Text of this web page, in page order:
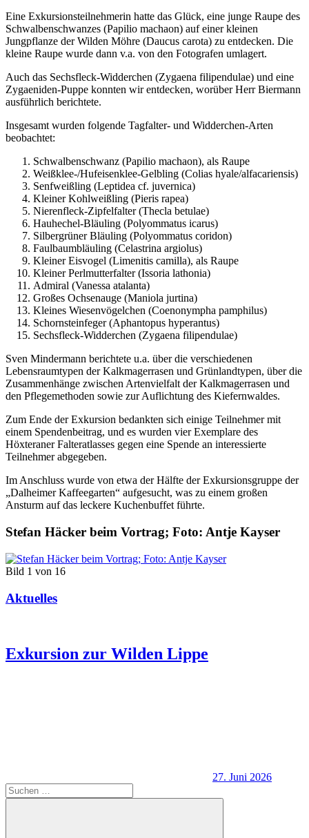
Eine Exkursionsteilnehmerin hatte das Glück, eine junge Raupe des
Schwalbenschwanzes (Papilio machaon) auf einer kleinen
Jungpflanze der Wilden Möhre (Daucus carota) zu entdecken. Die
kleine Raupe wurde dann v.a. von den Fotografen umlagert.
Auch das Sechsfleck-Widderchen (Zygaena filipendulae) und eine
Zygaeniden-Puppe konnten wir entdecken, worüber Herr Biermann
ausführlich berichtete.
Insgesamt wurden folgende Tagfalter- und Widderchen-Arten
beobachtet:
Schwalbenschwanz (Papilio machaon), als Raupe
Weißklee-/Hufeisenklee-Gelbling (Colias hyale/alfacariensis)
Senfweißling (Leptidea cf. juvernica)
Kleiner Kohlweißling (Pieris rapea)
Nierenfleck-Zipfelfalter (Thecla betulae)
Hauhechel-Bläuling (Polyommatus icarus)
Silbergrüner Bläuling (Polyommatus coridon)
Faulbaumbläuling (Celastrina argiolus)
Kleiner Eisvogel (Limenitis camilla), als Raupe
Kleiner Perlmutterfalter (Issoria lathonia)
Admiral (Vanessa atalanta)
Großes Ochsenauge (Maniola jurtina)
Kleines Wiesenvögelchen (Coenonympha pamphilus)
Schornsteinfeger (Aphantopus hyperantus)
Sechsfleck-Widderchen (Zygaena filipendulae)
Sven Mindermann berichtete u.a. über die verschiedenen
Lebensraumtypen der Kalkmagerrasen und Grünlandtypen, über die
Zusammenhänge zwischen Artenvielfalt der Kalkmagerrasen und
den Pflegemethoden sowie zur Auflichtung des Kiefernwaldes.
Zum Ende der Exkursion bedankten sich einige Teilnehmer mit
einem Spendenbeitrag, und es wurden vier Exemplare des
Höxteraner Falteratlasses gegen eine Spende an interessierte
Teilnehmer abgegeben.
Im Anschluss wurde von etwa der Hälfte der Exkursionsgruppe der
„Dalheimer Kaffeegarten“ aufgesucht, was zu einem großen
Ansturm auf das leckere Kuchenbuffet führte.
Stefan Häcker beim Vortrag; Foto: Antje Kayser
Bild 1 von 16
Aktuelles
Exkursion zur Wilden Lippe
27. Juni 2026
Suchen
nach: